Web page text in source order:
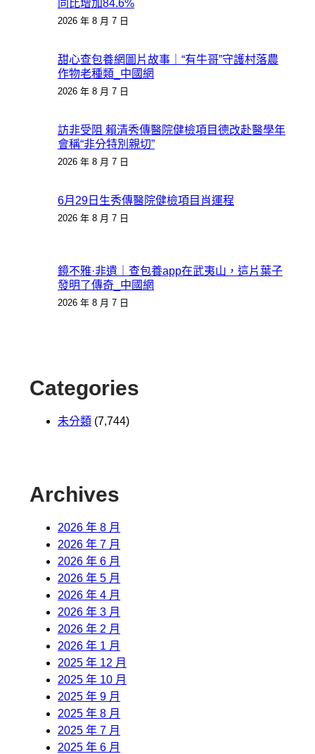
同比增加84.6%
2026 年 8 月 7 日
甜心查包養網圖片故事｜“有牛哥”守護村落農
作物老種類_中國網
2026 年 8 月 7 日
訪非受阻 賴清秀傳醫院健檢項目德改赴醫學年
會稱“非分特別親切”
2026 年 8 月 7 日
6月29日生秀傳醫院健檢項目肖運程
2026 年 8 月 7 日
鏡不雅·非遺｜查包養app在武夷山，這片葉子
發明了傳奇_中國網
2026 年 8 月 7 日
Categories
未分類 (7,744)
Archives
2026 年 8 月
2026 年 7 月
2026 年 6 月
2026 年 5 月
2026 年 4 月
2026 年 3 月
2026 年 2 月
2026 年 1 月
2025 年 12 月
2025 年 10 月
2025 年 9 月
2025 年 8 月
2025 年 7 月
2025 年 6 月